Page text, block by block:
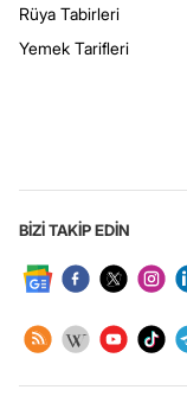
Rüya Tabirleri
Yemek Tarifleri
BİZİ TAKİP EDİN